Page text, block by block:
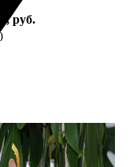
руб.